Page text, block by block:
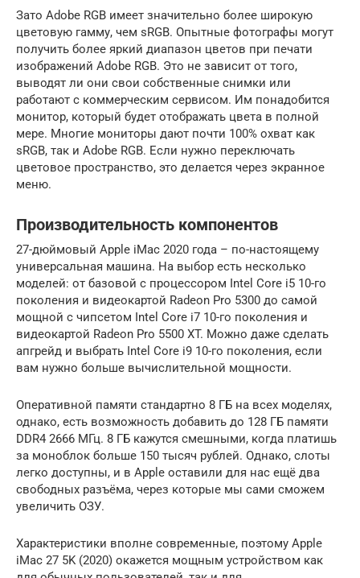
Зато Adobe RGB имеет значительно более широкую
цветовую гамму, чем sRGB. Опытные фотографы могут
получить более яркий диапазон цветов при печати
изображений Adobe RGB. Это не зависит от того,
выводят ли они свои собственные снимки или
работают с коммерческим сервисом. Им понадобится
монитор, который будет отображать цвета в полной
мере. Многие мониторы дают почти 100% охват как
sRGB, так и Adobe RGB. Если нужно переключать
цветовое пространство, это делается через экранное
меню.
Производительность компонентов
27-дюймовый Apple iMac 2020 года – по-настоящему
универсальная машина. На выбор есть несколько
моделей: от базовой с процессором Intel Core i5 10-го
поколения и видеокартой Radeon Pro 5300 до самой
мощной с чипсетом Intel Core i7 10-го поколения и
видеокартой Radeon Pro 5500 XT. Можно даже сделать
апгрейд и выбрать Intel Core i9 10-го поколения, если
вам нужно больше вычислительной мощности.
Оперативной памяти стандартно 8 ГБ на всех моделях,
однако, есть возможность добавить до 128 ГБ памяти
DDR4 2666 МГц. 8 ГБ кажутся смешными, когда платишь
за моноблок больше 150 тысяч рублей. Однако, слоты
легко доступны, и в Apple оставили для нас ещё два
свободных разъёма, через которые мы сами сможем
увеличить ОЗУ.
Характеристики вполне современные, поэтому Apple
iMac 27 5K (2020) окажется мощным устройством как